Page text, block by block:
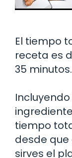
El tiempo
receta es
35 minutos.
tiempo
desde
sirves el